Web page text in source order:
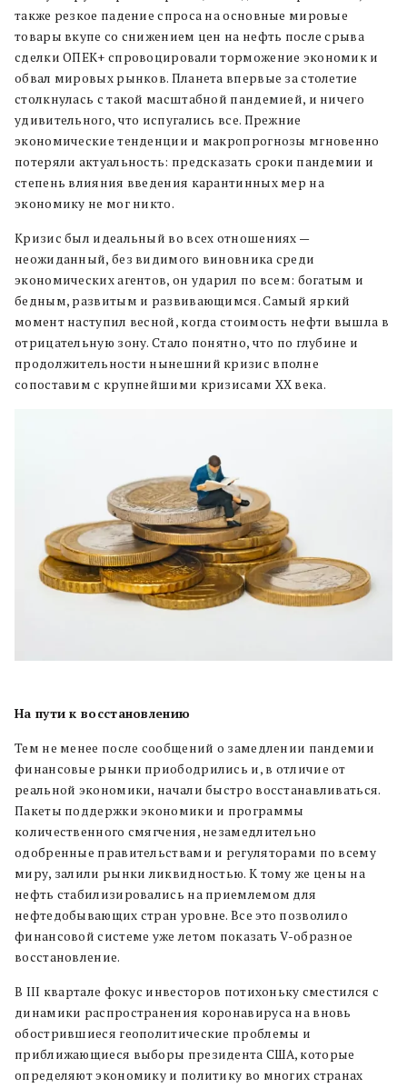
также резкое падение спроса на основные мировые
товары вкупе со снижением цен на нефть после срыва
сделки ОПЕК+ спровоцировали торможение экономик и
обвал мировых рынков. Планета впервые за столетие
столкнулась с такой масштабной пандемией, и ничего
удивительного, что испугались все. Прежние
экономические тенденции и макропрогнозы мгновенно
потеряли актуальность: предсказать сроки пандемии и
степень влияния введения карантинных мер на
экономику не мог никто.
Кризис был идеальный во всех отношениях —
неожиданный, без видимого виновника среди
экономических агентов, он ударил по всем: богатым и
бедным, развитым и развивающимся. Самый яркий
момент наступил весной, когда стоимость нефти вышла в
отрицательную зону. Стало понятно, что по глубине и
продолжительности нынешний кризис вполне
сопоставим с крупнейшими кризисами ХХ века.
На пути к восстановлению
Тем не менее после сообщений о замедлении пандемии
финансовые рынки приободрились и, в отличие от
реальной экономики, начали быстро восстанавливаться.
Пакеты поддержки экономики и программы
количественного смягчения, незамедлительно
одобренные правительствами и регуляторами по всему
миру, залили рынки ликвидностью. К тому же цены на
нефть стабилизировались на приемлемом для
нефтедобывающих стран уровне. Все это позволило
финансовой системе уже летом показать V-образное
восстановление.
В III квартале фокус инвесторов потихоньку сместился с
динамики распространения коронавируса на вновь
обострившиеся геополитические проблемы и
приближающиеся выборы президента США, которые
определяют экономику и политику во многих странах